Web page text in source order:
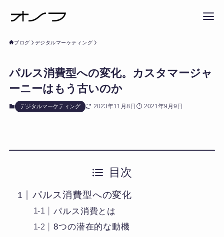
ブログ デジタルマーケティング
パルス消費型への変化。カスタマージャ
ーニーはもう古いのか
デジタルマーケティング 2023年11月8日 2021年9月9日
目次
パルス消費型への変化
パルス消費とは
8つの潜在的な動機